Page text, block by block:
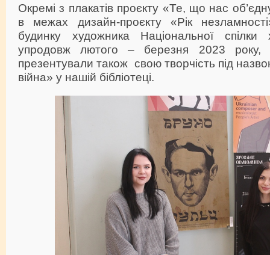
Окремі з плакатів проєкту «Те, що нас
в межах дизайн-проєкту «Рік
будинку художника Національної спілки
упродовж лютого – березня 2023 року,
презентували також свою творчість під
війна» у нашій бібліотеці.